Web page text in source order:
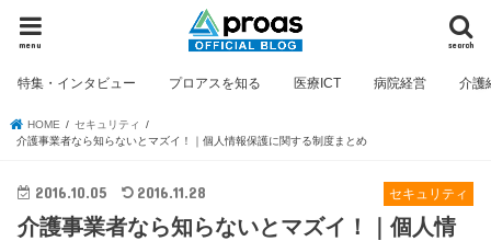
search
menu
特集・インタビュー プロアスを知る 医療ICT 病院経営 介護
HOME
セキュリティ
介護事業者なら知らないとマズイ！｜個人情報保護に関する制度まとめ
セキュリティ
2016.10.05 2016.11.28
介護事業者なら知らないとマズイ！｜個人情